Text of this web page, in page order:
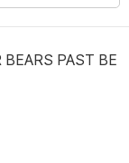
BEARS PAST BE